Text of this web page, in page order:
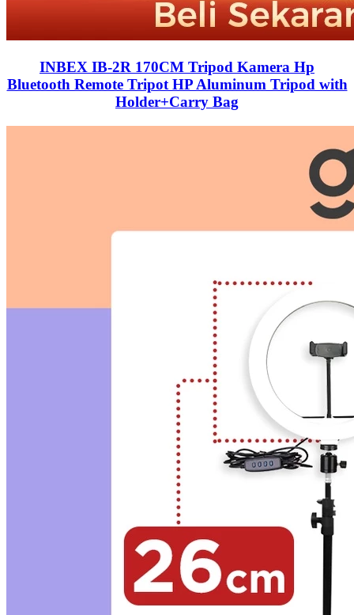
INBEX IB-2R 170CM Tripod Kamera Hp
Bluetooth Remote Tripot HP Aluminum Tripod with
Holder+Carry Bag